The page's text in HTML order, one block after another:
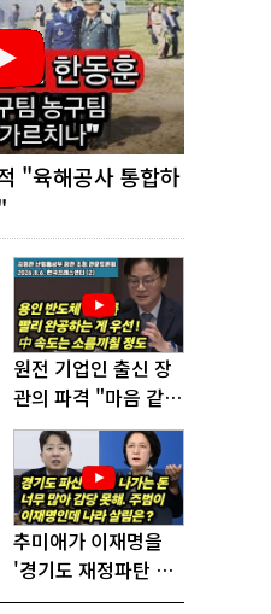
"육해공사 통합하
원전 기업인 출신 장
관의 파격 "마음 같아
서는 수도권에 원전
짓고싶다"
추미애가 이재명을
'경기도 재정파탄 책
임자'로 지목!